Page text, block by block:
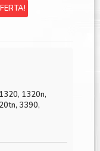
1320n,
3390,